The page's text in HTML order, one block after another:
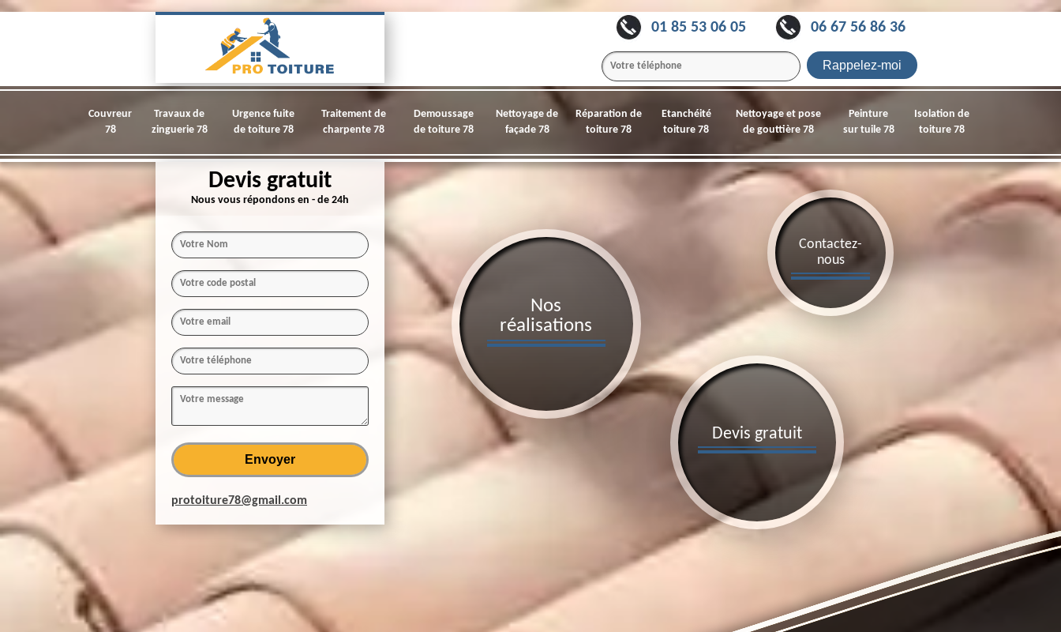
01 85 53 06 05 06 67 56 86 36
Couvreur
78
Travaux de
zinguerie 78
Urgence fuite
de toiture 78
Traitement de
charpente 78
Demoussage
de toiture 78
Nettoyage de
façade 78
Réparation de
toiture 78
Etanchéité
toiture 78
Nettoyage et pose
de gouttière 78
Peinture
sur tuile 78
Isolation de
toiture 78
Devis gratuit
Nous vous répondons en - de 24h
protoiture78@gmail.com
Devis gratuit
Contactez-
nous
Nos
réalisations